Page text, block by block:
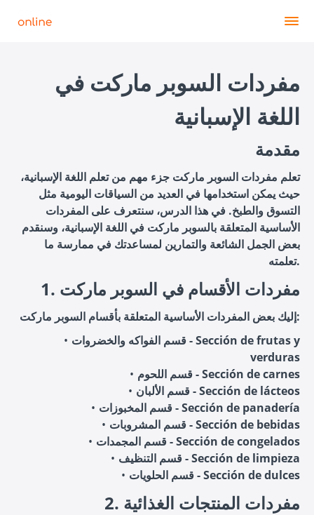
مفردات السوبر ماركت في
اللغة الإسبانية
مقدمة
تعلم مفردات السوبر ماركت جزء مهم من تعلم اللغة الإسبانية،
حيث يمكن استخدامها في العديد من السياقات اليومية مثل
التسوق والطبخ. في هذا الدرس، سنتعرف على المفردات
الأساسية المتعلقة بالسوبر ماركت في اللغة الإسبانية، وسنقدم
بعض الجمل الشائعة والتمارين لمساعدتك في ممارسة ما
تعلمته.
1. مفردات الأقسام في السوبر ماركت
إليك بعض المفردات الأساسية المتعلقة بأقسام السوبر ماركت:
قسم الفواكه والخضروات - Sección de frutas y
verduras
قسم اللحوم - Sección de carnes
قسم الألبان - Sección de lácteos
قسم المخبوزات - Sección de panadería
قسم المشروبات - Sección de bebidas
قسم المجمدات - Sección de congelados
قسم التنظيف - Sección de limpieza
قسم الحلويات - Sección de dulces
2. مفردات المنتجات الغذائية